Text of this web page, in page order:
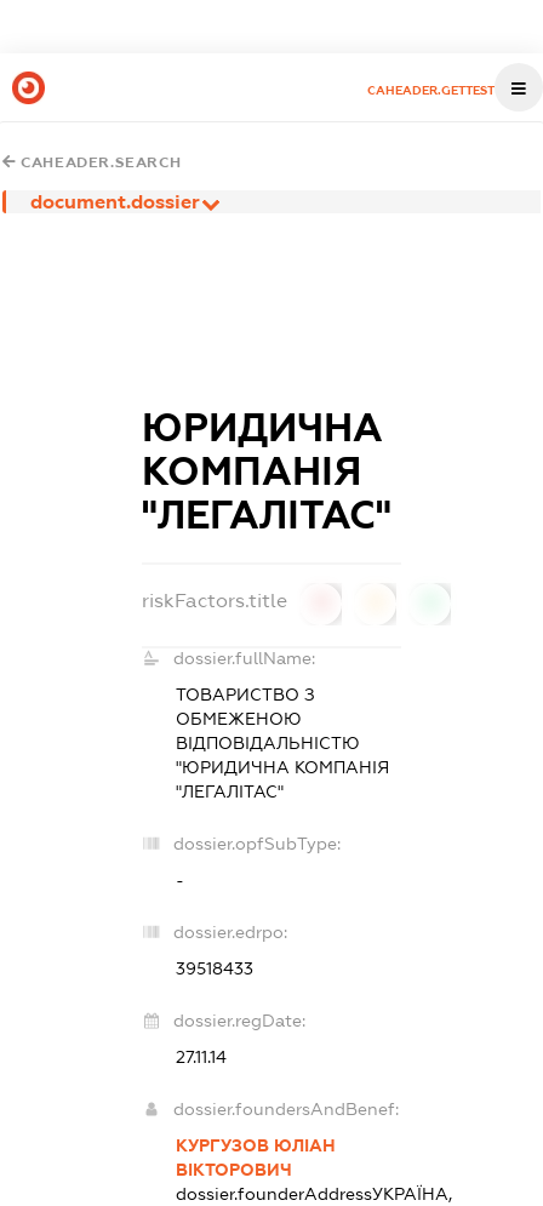
CAHEADER.GETTEST
CAHEADER.SEARCH
document.dossier
ЮРИДИЧНА
КОМПАНІЯ
"ЛЕГАЛІТАС"
riskFactors.title
dossier.fullName:
ТОВАРИСТВО З
ОБМЕЖЕНОЮ
ВІДПОВІДАЛЬНІСТЮ
"ЮРИДИЧНА КОМПАНІЯ
"ЛЕГАЛІТАС"
dossier.opfSubType:
-
dossier.edrpo:
39518433
dossier.regDate:
27.11.14
dossier.foundersAndBenef:
КУРГУЗОВ ЮЛІАН
ВІКТОРОВИЧ
dossier.founderAddressУКРАЇНА,